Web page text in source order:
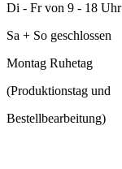
Di - Fr von 9 - 18 Uhr
Sa + So geschlossen
Montag Ruhetag
(Produktionstag und
Bestellbearbeitung)